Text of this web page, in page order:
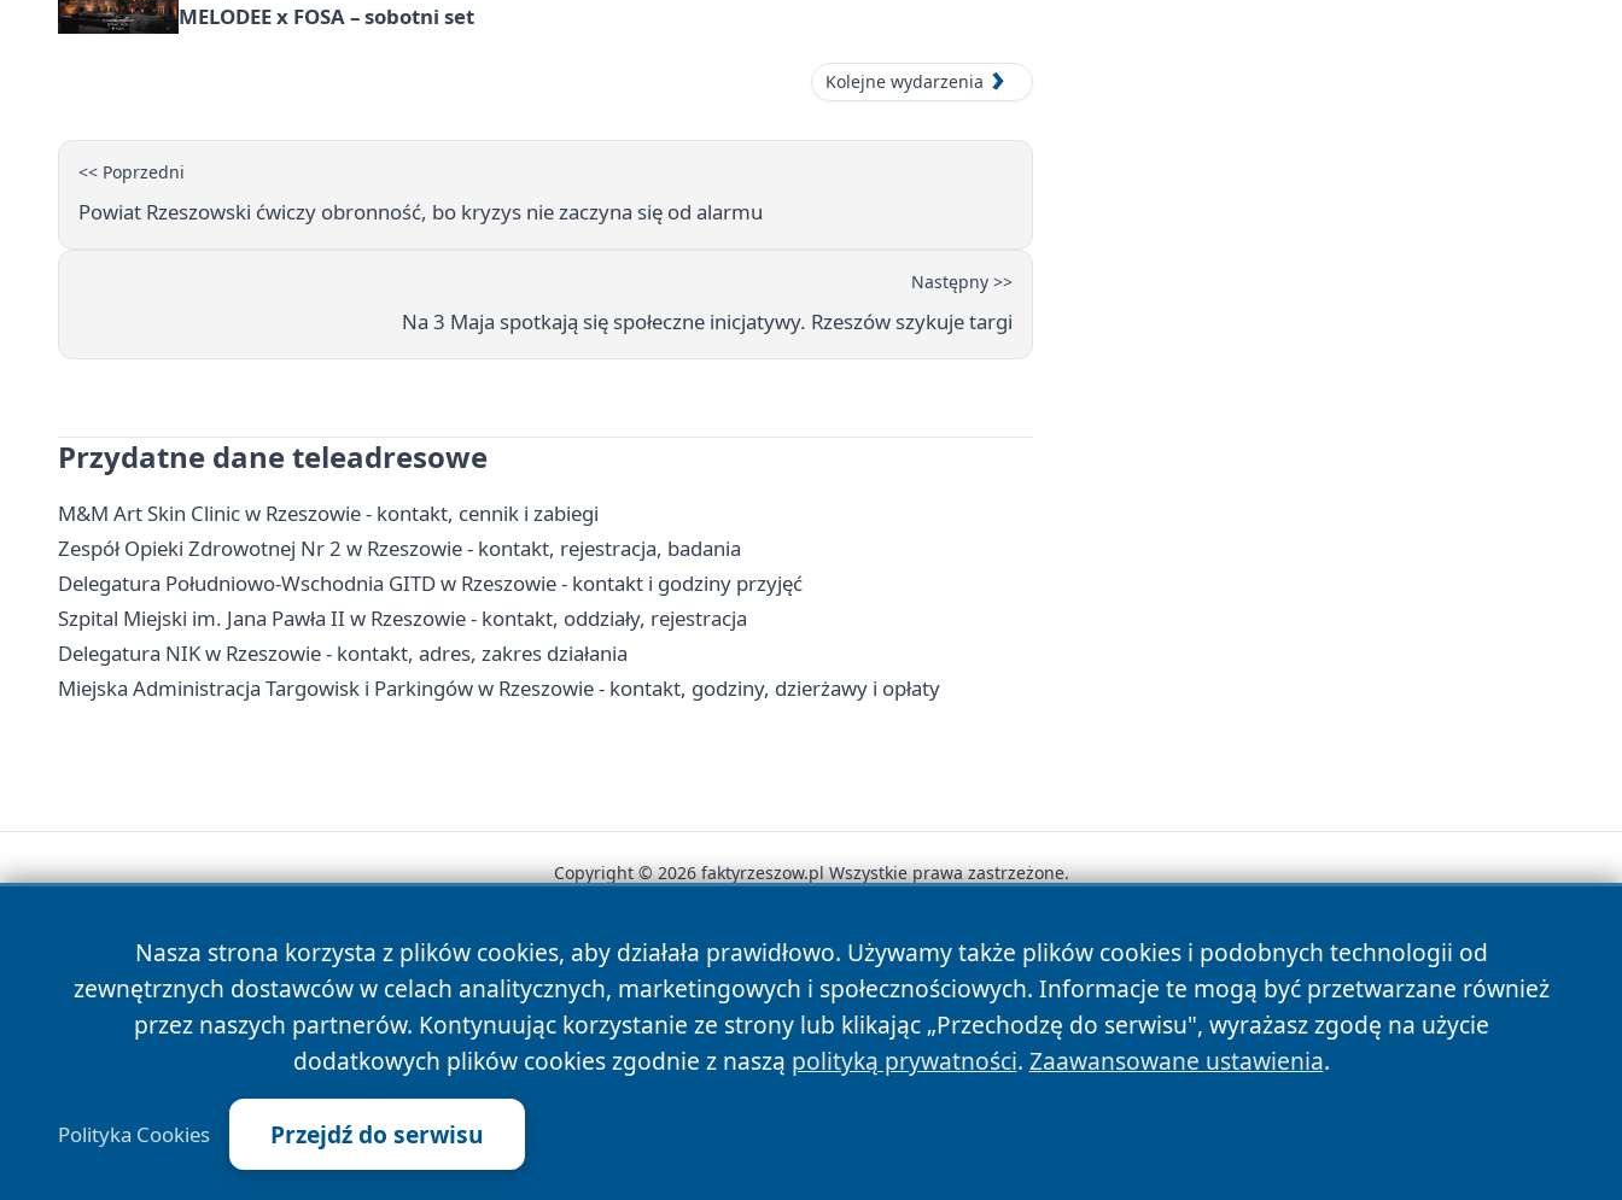
MELODEE x FOSA – sobotni set
Kolejne wydarzenia
<< Poprzedni
Powiat Rzeszowski ćwiczy obronność, bo kryzys nie zaczyna się od alarmu
Następny >>
Na 3 Maja spotkają się społeczne inicjatywy. Rzeszów szykuje targi
Przydatne dane teleadresowe
M&M Art Skin Clinic w Rzeszowie - kontakt, cennik i zabiegi
Zespół Opieki Zdrowotnej Nr 2 w Rzeszowie - kontakt, rejestracja, badania
Delegatura Południowo-Wschodnia GITD w Rzeszowie - kontakt i godziny przyjęć
Szpital Miejski im. Jana Pawła II w Rzeszowie - kontakt, oddziały, rejestracja
Delegatura NIK w Rzeszowie - kontakt, adres, zakres działania
Miejska Administracja Targowisk i Parkingów w Rzeszowie - kontakt, godziny, dzierżawy i opłaty
Nasza strona korzysta z plików cookies, aby działała prawidłowo. Używamy także plików cookies i podobnych technologii od
zewnętrznych dostawców w celach analitycznych, marketingowych i społecznościowych. Informacje te mogą być przetwarzane również
przez naszych partnerów. Kontynuując korzystanie ze strony lub klikając „Przechodzę do serwisu", wyrażasz zgodę na użycie
dodatkowych plików cookies zgodnie z naszą polityką prywatności. Zaawansowane ustawienia.
Polityka Cookies Przejdź do serwisu
Copyright © 2026 faktyrzeszow.pl Wszystkie prawa zastrzeżone.
News Autorzy Polityka Prywatności Polityka Cookies